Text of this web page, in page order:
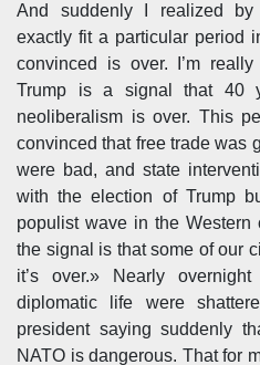
And suddenly I realized
exactly fit a particular period
convinced is over. I’m
Trump is a signal that 40
neoliberalism is over. This
convinced that free trade was
were bad, and state
with the election of Trump
populist wave in the Western
the signal is that some of our
it’s over.» Nearly
diplomatic life were
president saying suddenly
NATO is dangerous. That for